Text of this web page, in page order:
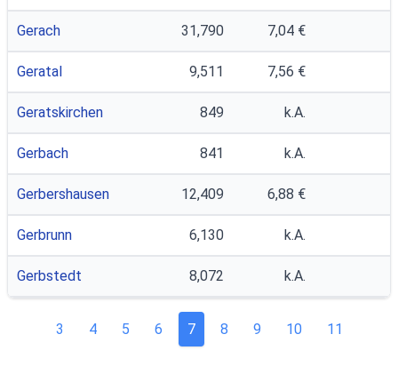
Gerach 31,790 7,04 €
Geratal 9,511 7,56 €
Geratskirchen 849 k.A.
Gerbach 841 k.A.
Gerbershausen 12,409 6,88 €
Gerbrunn 6,130 k.A.
Gerbstedt 8,072 k.A.
3 4 5 6 7 8 9 10 11